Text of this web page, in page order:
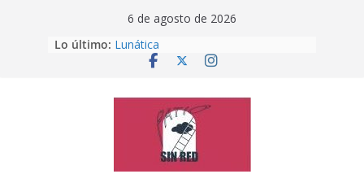
6 de agosto de 2026
Lo último: Lunática
Pero, hasta entonces…
‘La broma infinita’ de recomendar
lecturas veraniegas
Otra del Mundial